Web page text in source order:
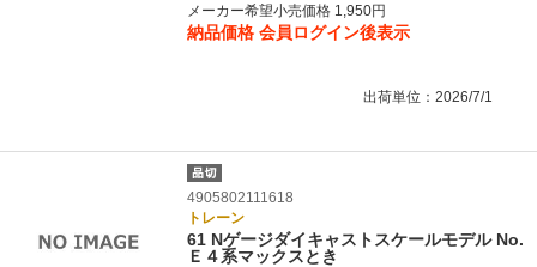
メーカー希望小売価格 1,950円
納品価格 会員ログイン後表示
出荷単位：2026/7/1
4905802111618
トレーン
61 Nゲージダイキャストスケールモデル No.
Ｅ４系マックスとき